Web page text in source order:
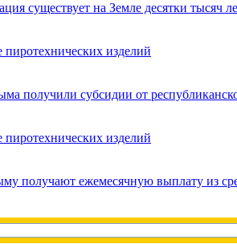
существует на Земле десятки тысяч
пиротехнических изделий
получили субсидии от
пиротехнических изделий
получают ежемесячную выплату из